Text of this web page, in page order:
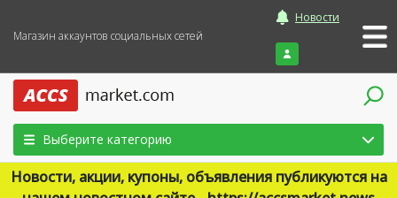
Магазин аккаунтов социальных сетей
Новости
Войти
Выберите категорию
Новости, акции, купоны, объявления публикуются на